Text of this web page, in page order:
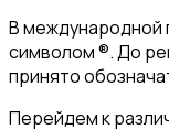
В международной
символом ®. До
принято
Перейдем к